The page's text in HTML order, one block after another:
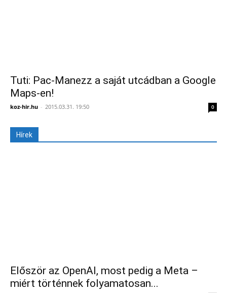
Tuti: Pac-Manezz a saját utcádban a Google
Maps-en!
koz-hir.hu - 2015.03.31. 19:50 0
Hírek
Először az OpenAI, most pedig a Meta –
miért történnek folyamatosan...